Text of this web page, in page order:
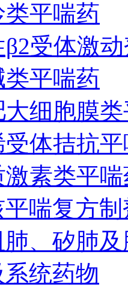
平喘药
受体激
平喘药
细胞膜
受体拮抗
素类平
喘复方制
肺、矽肺
统药物